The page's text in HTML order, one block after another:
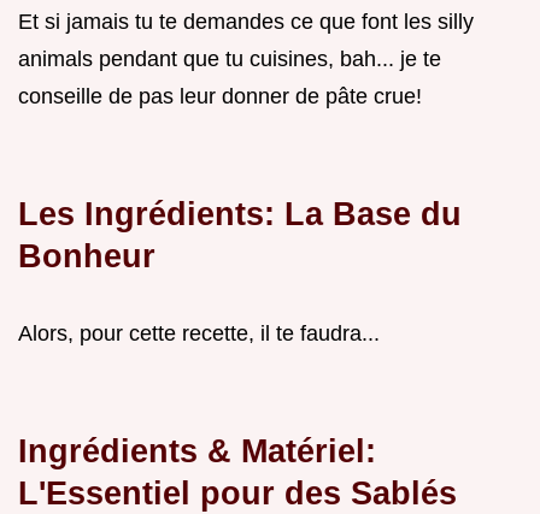
Et si jamais tu te demandes ce que font les silly
animals pendant que tu cuisines, bah... je te
conseille de pas leur donner de pâte crue!
Les Ingrédients: La Base du
Bonheur
Alors, pour cette recette, il te faudra...
Ingrédients & Matériel:
L'Essentiel pour des Sablés